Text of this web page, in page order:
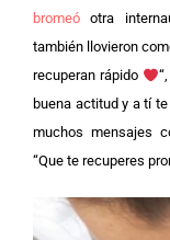
bromeó otra
también llovieron
recuperan rápido
buena actitud y a tí
muchos mensajes
“Que te recuperes